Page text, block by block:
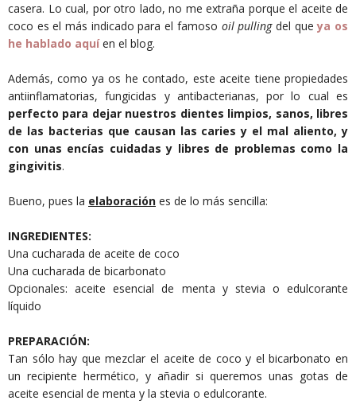
casera. Lo cual, por otro lado, no me extraña porque el aceite de
coco es el más indicado para el famoso oil pullingdel queya os
he hablado aquíen el blog.
Además, como ya os he contado, este aceite tiene propiedades
antiinflamatorias, fungicidas y antibacterianas, por lo cual es
perfecto para dejar nuestros dientes limpios, sanos, libres
de las bacterias que causan las caries y el mal aliento, y
con unas encías cuidadas y libres de problemas como la
gingivitis.
Bueno, pues la elaboración es de lo más sencilla:
INGREDIENTES:
Una cucharada de aceite de coco
Una cucharada de bicarbonato
Opcionales: aceite esencial de menta y stevia o edulcorante
líquido
PREPARACIÓN:
Tan sólo hay que mezclar el aceite de coco y el bicarbonato en
un recipiente hermético, y añadir si queremos unas gotas de
aceite esencial de menta y la stevia o edulcorante.